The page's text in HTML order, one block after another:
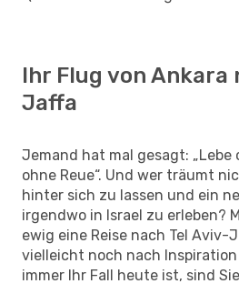
Ihr Flug von Ankara
Jaffa
Jemand hat mal gesagt: „Lebe
ohne Reue“. Und wer träumt
hinter sich zu lassen und ein
irgendwo in Israel zu erleben?
ewig eine Reise nach Tel Aviv-
vielleicht noch nach Inspiration
immer Ihr Fall heute ist, sind